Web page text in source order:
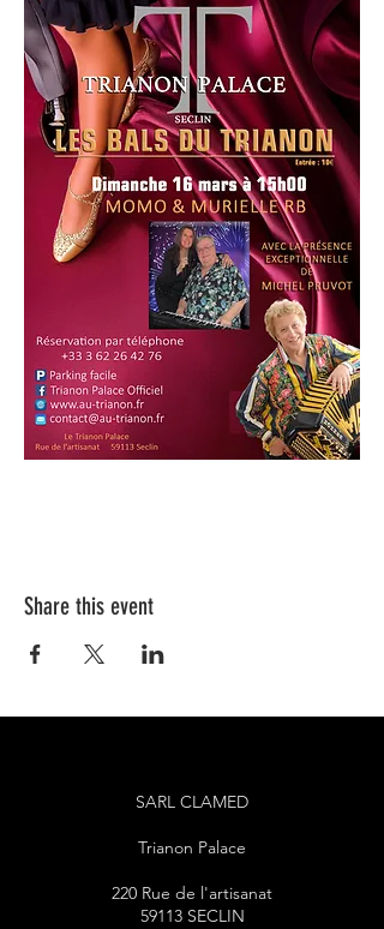
Share this event
SARL CLAMED
Trianon Palace
220 Rue de l'artisanat
59113 SECLIN